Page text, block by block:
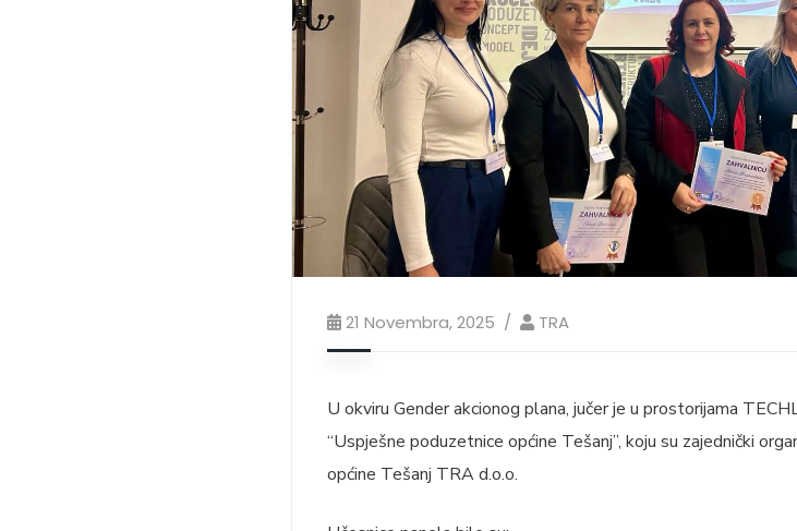
21 Novembra, 2025 TRA
U okviru Gender akcionog plana, jučer je u prostorijama
“Uspješne poduzetnice općine Tešanj”, koju su zajednički
općine Tešanj TRA d.o.o.